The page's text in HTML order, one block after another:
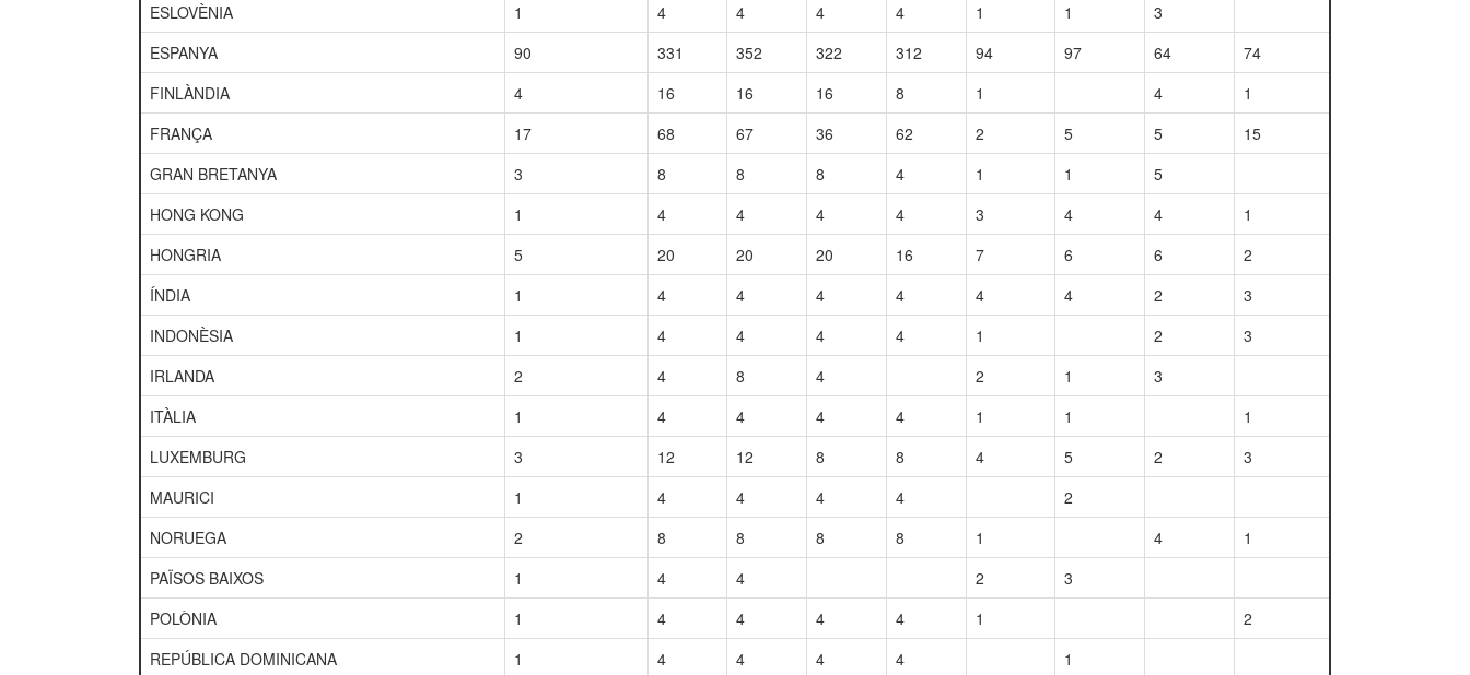
ESLOVÈNIA
1 4 4 4 4 1 1
3
ESPANYA
90 331 352 322 312 94 97 64
74
FINLÀNDIA
4 16 16 16 8 1 4
1
FRANÇA
17 68 67 36 62 2 5 5
15
GRAN BRETANYA
3 8 8 8 4 1 1
5
HONG KONG
1 4 4 4 4 3 4 4
1
HONGRIA
5 20 20 20 16 7 6 6
2
ÍNDIA
1 4 4 4 4 4 4 2
3
INDONÈSIA
1 4 4 4 4 1 2
3
IRLANDA
2 4 8 4 2 1
3
ITÀLIA
1 4 4 4 4 1 1
1
LUXEMBURG
3 12 12 8 8 4 5 2
3
MAURICI
1 4 4 4 4
2
NORUEGA
2 8 8 8 8 1 4
1
PAÏSOS BAIXOS
1 4 4 2
3
POLÒNIA
1 4 4 4 4 1
2
REPÚBLICA DOMINICANA
1 4 4 4 4 1